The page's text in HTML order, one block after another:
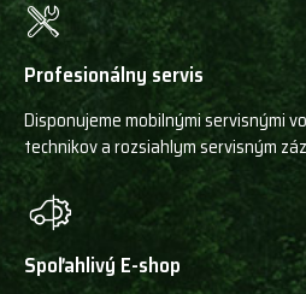
Profesionálny servis
Disponujeme mobilnými servisnými
technikov a rozsiahlym servisným
Spoľahlivý E-shop